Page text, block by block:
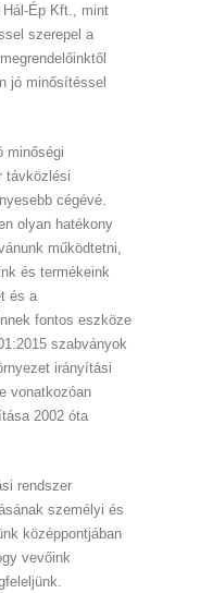
Ép Kft., mint
szerepel a
jó minősítéssel
minőségi
távközlési
cégévé.
olyan hatékony
működtetni,
és termékeink
és a
fontos eszköze
szabványok
irányítási
vonatkozóan
2002 óta
rendszer
személyi és
középpontjában
vevőink